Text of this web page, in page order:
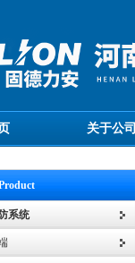
关于公司
系统